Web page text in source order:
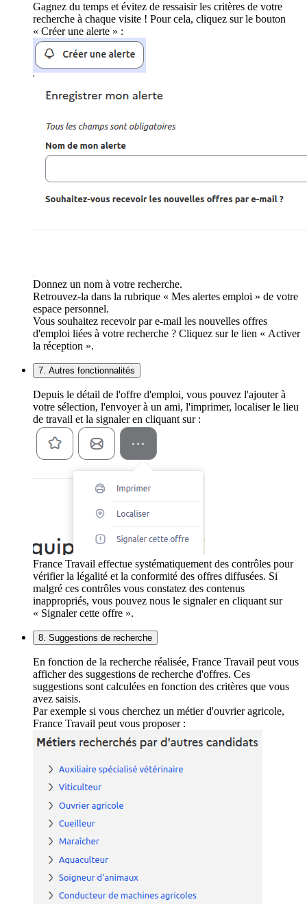
Gagnez du temps et évitez de ressaisir les critères de votre
recherche à chaque visite ! Pour cela, cliquez sur le bouton
« Créer une alerte » :
Donnez un nom à votre recherche.
Retrouvez-la dans la rubrique « Mes alertes emploi » de votre
espace personnel.
Vous souhaitez recevoir par e-mail les nouvelles offres
d'emploi liées à votre recherche ? Cliquez sur le lien « Activer
la réception ».
7. Autres fonctionnalités
Depuis le détail de l'offre d'emploi, vous pouvez l'ajouter à
votre sélection, l'envoyer à un ami, l'imprimer, localiser le lieu
de travail et la signaler en cliquant sur :
France Travail effectue systématiquement des contrôles pour
vérifier la légalité et la conformité des offres diffusées. Si
malgré ces contrôles vous constatez des contenus
inappropriés, vous pouvez nous le signaler en cliquant sur
« Signaler cette offre ».
8. Suggestions de recherche
En fonction de la recherche réalisée, France Travail peut vous
afficher des suggestions de recherche d'offres. Ces
suggestions sont calculées en fonction des critères que vous
avez saisis.
Par exemple si vous cherchez un métier d'ouvrier agricole,
France Travail peut vous proposer :